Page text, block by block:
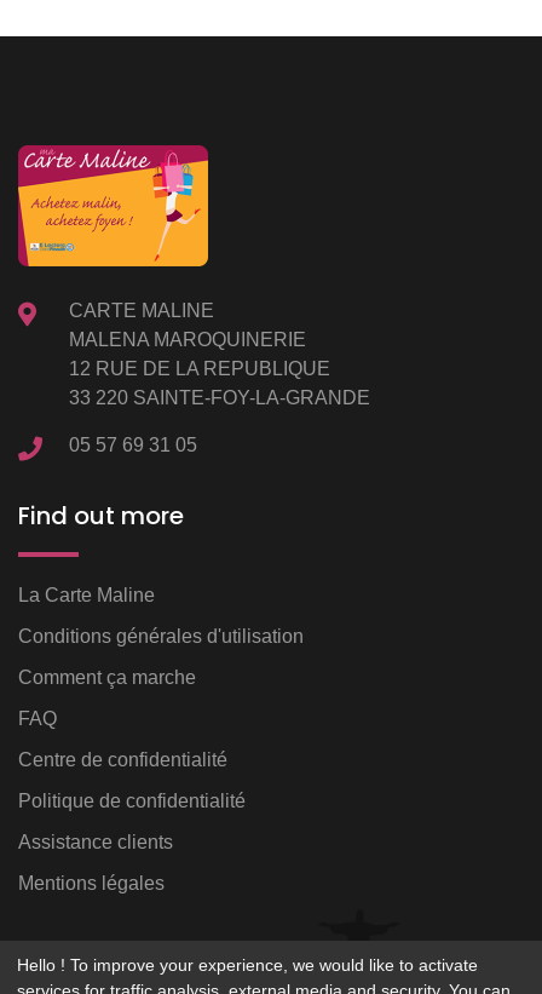
CARTE MALINE
MALENA MAROQUINERIE
12 RUE DE LA REPUBLIQUE
33 220 SAINTE-FOY-LA-GRANDE
05 57 69 31 05
Find out more
La Carte Maline
Conditions générales d'utilisation
Comment ça marche
FAQ
Centre de confidentialité
Politique de confidentialité
Assistance clients
Mentions légales
Hello ! To improve your experience, we would like to activate